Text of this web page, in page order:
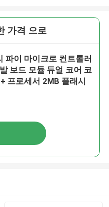
가격 으로
파이 마이크로 컨트롤러
보드 모듈 듀얼 코어 코
프로세서 2MB 플래시